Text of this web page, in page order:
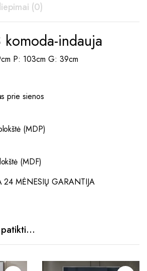
(0)
komoda-indauja
P: 103cm G: 39cm
prie sienos
(MDP)
(MDF)
24 MĖNESIŲ GARANTIJA
patikti…